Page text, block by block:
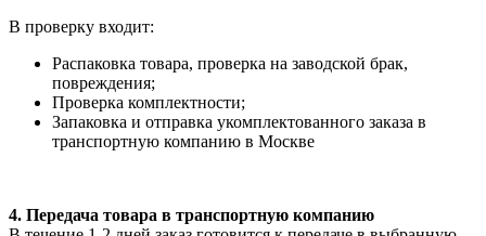
В проверку входит:
Распаковка товара, проверка на заводской брак,
повреждения;
Проверка комплектности;
Запаковка и отправка укомплектованного заказа в
транспортную компанию в Москве
4. Передача товара в транспортную компанию